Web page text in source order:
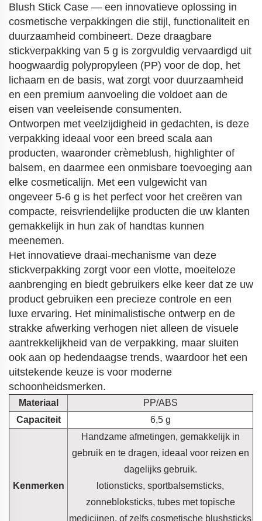
Blush Stick Case — een innovatieve oplossing in
cosmetische verpakkingen die stijl, functionaliteit en
duurzaamheid combineert. Deze draagbare
stickverpakking van 5 g is zorgvuldig vervaardigd uit
hoogwaardig polypropyleen (PP) voor de dop, het
lichaam en de basis, wat zorgt voor duurzaamheid
en een premium aanvoeling die voldoet aan de
eisen van veeleisende consumenten.
Ontworpen met veelzijdigheid in gedachten, is deze
verpakking ideaal voor een breed scala aan
producten, waaronder crèmeblush, highlighter of
balsem, en daarmee een onmisbare toevoeging aan
elke cosmeticalijn. Met een vulgewicht van
ongeveer 5-6 g is het perfect voor het creëren van
compacte, reisvriendelijke producten die uw klanten
gemakkelijk in hun zak of handtas kunnen
meenemen.
Het innovatieve draai-mechanisme van deze
stickverpakking zorgt voor een vlotte, moeiteloze
aanbrenging en biedt gebruikers elke keer dat ze uw
product gebruiken een precieze controle en een
luxe ervaring. Het minimalistische ontwerp en de
strakke afwerking verhogen niet alleen de visuele
aantrekkelijkheid van de verpakking, maar sluiten
ook aan op hedendaagse trends, waardoor het een
uitstekende keuze is voor moderne
schoonheidsmerken.
Materiaal
PP/ABS
Capaciteit
6,5 g
Kenmerken
Handzame afmetingen, gemakkelijk in
gebruik en te dragen, ideaal voor reizen en
dagelijks gebruik.
lotionsticks, sportbalsemsticks,
zonnebloksticks, tubes met topische
medicijnen, of zelfs cosmetische blushsticks